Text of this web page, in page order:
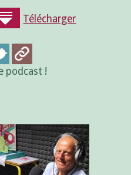
Télécharger
podcast !